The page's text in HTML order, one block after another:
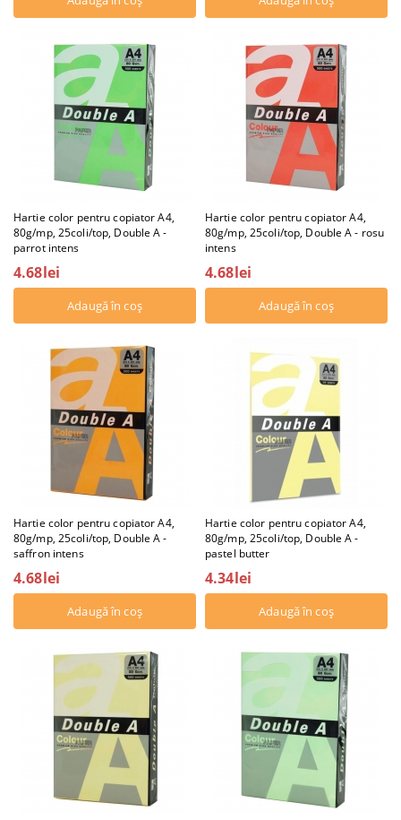
Hartie color pentru copiator A4,
80g/mp, 25coli/top, Double A -
parrot intens
4.68lei
Hartie color pentru copiator A4,
80g/mp, 25coli/top, Double A - rosu
intens
4.68lei
Hartie color pentru copiator A4,
80g/mp, 25coli/top, Double A -
saffron intens
4.68lei
Hartie color pentru copiator A4,
80g/mp, 25coli/top, Double A -
pastel butter
4.34lei